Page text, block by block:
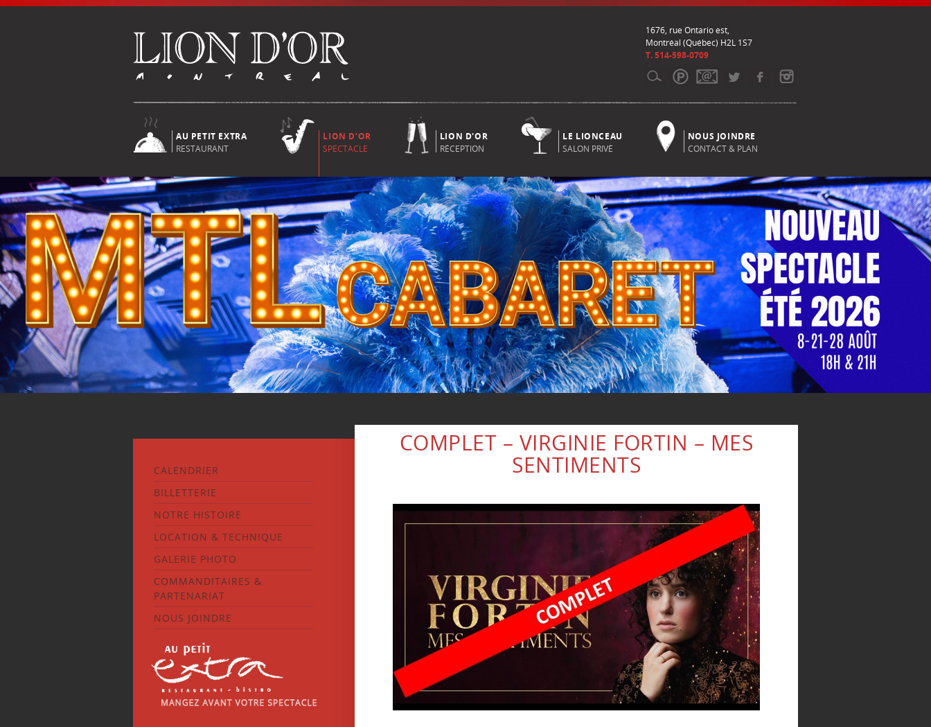
1676, rue Ontario est,
Montréal (Québec) H2L 1S7
T. 514-598-0709
AU PETIT EXTRA
RESTAURANT
LION D'OR
SPECTACLE
LION D'OR
RÉCEPTION
LE LIONCEAU
SALON PRIVÉ
NOUS JOINDRE
CONTACT & PLAN
CALENDRIER
BILLETTERIE
NOTRE HISTOIRE
LOCATION & TECHNIQUE
GALERIE PHOTO
COMMANDITAIRES &
PARTENARIAT
NOUS JOINDRE
COMPLET – VIRGINIE FORTIN – MES
SENTIMENTS